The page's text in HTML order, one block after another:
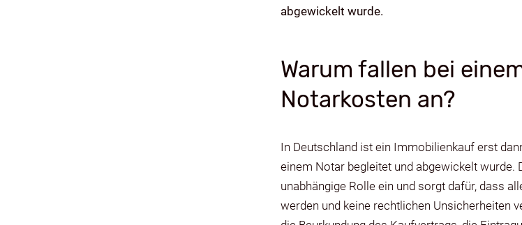
abgewickelt wurde.
Warum fallen bei
Notarkosten an?
In Deutschland ist ein Immobilienkauf erst
einem Notar begleitet und abgewickelt
unabhängige Rolle ein und sorgt dafür, dass
werden und keine rechtlichen Unsicherheiten